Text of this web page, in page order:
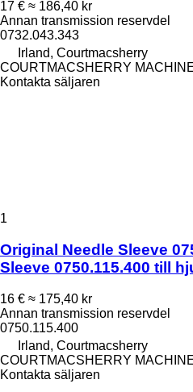
17 € ≈ 186,40 kr
Annan transmission reservdel
0732.043.343
Irland, Courtmacsherry
COURTMACSHERRY
Kontakta säljaren
1
Original Needle Sleeve
Sleeve 0750.115.400 till
16 € ≈ 175,40 kr
Annan transmission reservdel
0750.115.400
Irland, Courtmacsherry
COURTMACSHERRY
Kontakta säljaren